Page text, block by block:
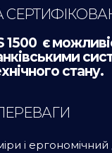
1500 є
стану.
і